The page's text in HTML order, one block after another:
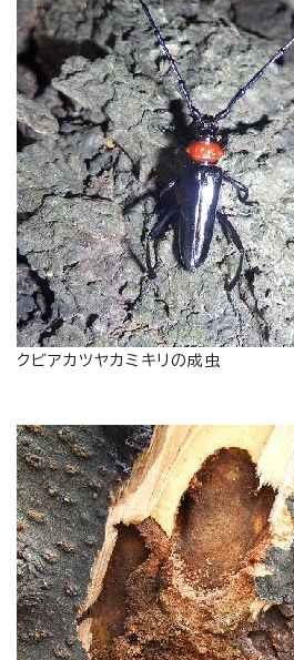
クビアカツヤカミキリの成虫